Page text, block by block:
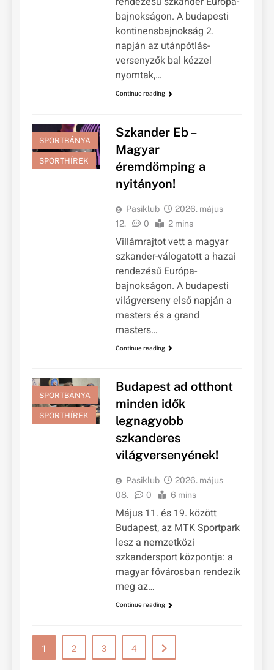
bajnokságon. A budapesti
kontinensbajnokság 2.
napján az utánpótlás-
versenyzők bal kézzel
nyomtak,…
Continue reading
SPORTBÁNYA
SPORTHÍREK
Szkander Eb –
Magyar
éremdömping a
nyitányon!
Pasiklub
2026. május
12.
0 2 mins
Villámrajtot vett a magyar
szkander-válogatott a hazai
rendezésű Európa-
bajnokságon. A budapesti
világverseny első napján a
masters és a grand
masters…
Continue reading
SPORTBÁNYA
SPORTHÍREK
Budapest ad otthont
minden idők
legnagyobb
szkanderes
világversenyének!
Pasiklub
2026. május
08.
0 6 mins
Május 11. és 19. között
Budapest, az MTK Sportpark
lesz a nemzetközi
szkandersport központja: a
magyar fővárosban rendezik
meg az…
Continue reading
1 2 3 4